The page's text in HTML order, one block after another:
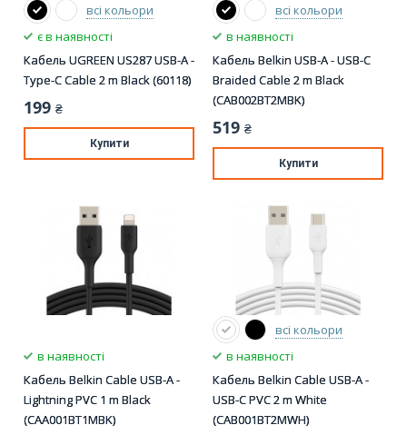
всі кольори
є в наявності
Кабель UGREEN US287 USB-A -
Type-C Cable 2 m Black (60118)
199 ₴
Купити
всі кольори
в наявності
Кабель Belkin USB-A - USB-С
Braided Cable 2 m Black
(CAB002BT2MBK)
519 ₴
Купити
в наявності
Кабель Belkin Cable USB-A -
Lightning PVC 1 m Black
(CAA001BT1MBK)
всі кольори
в наявності
Кабель Belkin Cable USB-A -
USB-С PVC 2 m White
(CAB001BT2MWH)